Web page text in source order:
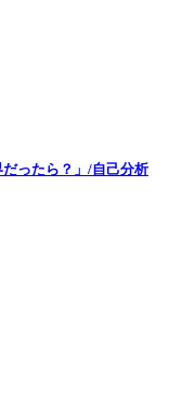
ったら？」/自己分析